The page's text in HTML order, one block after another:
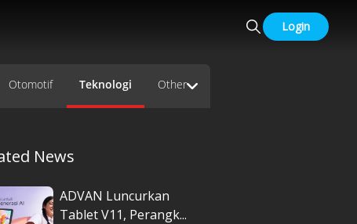
Login
Otomotif Teknologi Other
News
ADVAN Luncurkan
Tablet V11, Perangk...